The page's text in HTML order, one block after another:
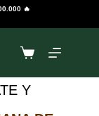
🔥
Carro
de
Y